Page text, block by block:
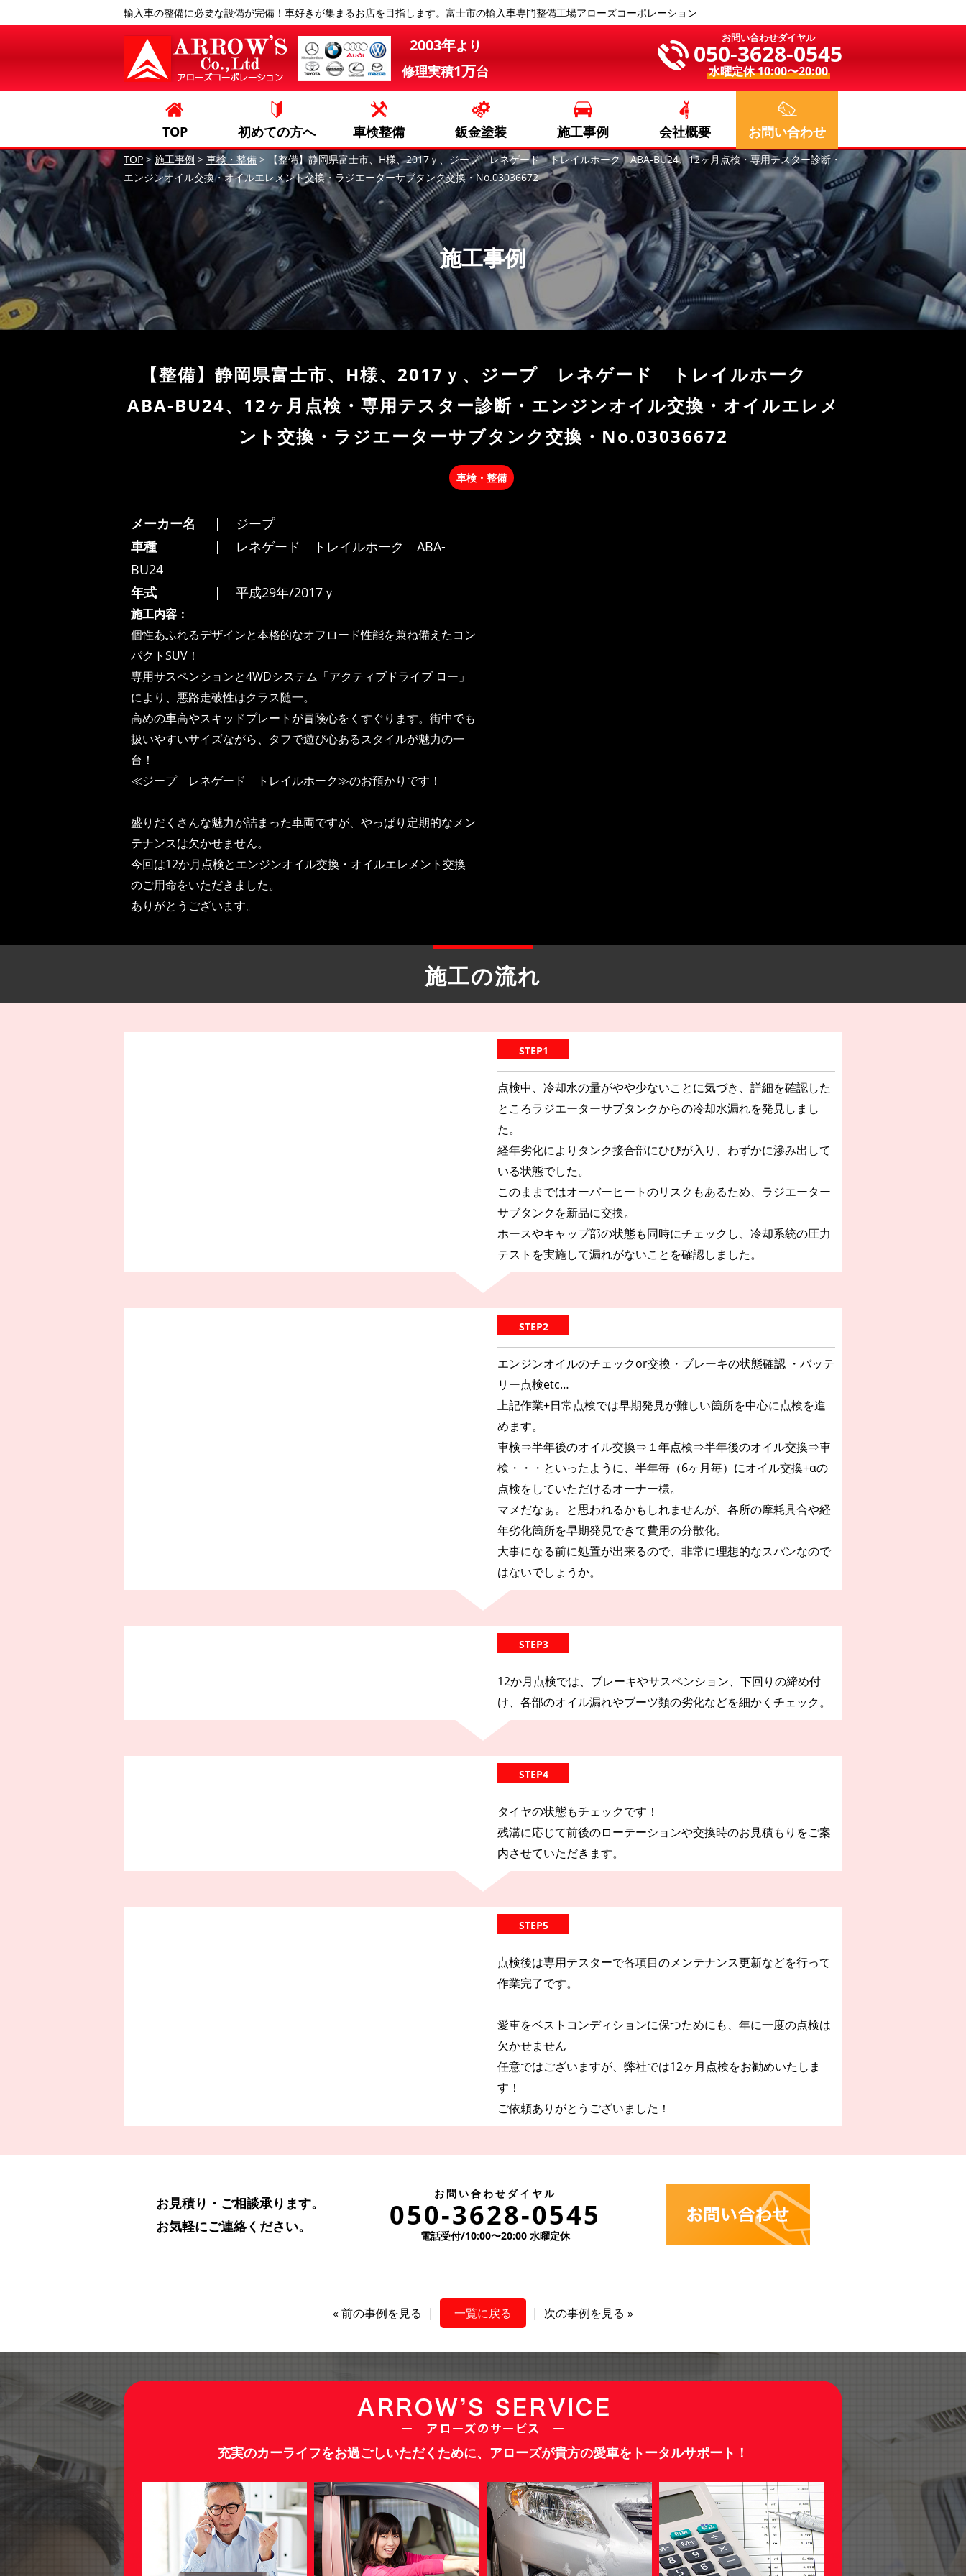
輸入車の整備に必要な設備が完備！車好きが集まるお店を目指します。富士市の輸入車専門整備工場アローズコーポレーション
2003年より
修理実積1万台
お問い合わせダイヤル
050-3628-0545
水曜定休 10:00〜20:00
TOP 初めての方へ 車検整備 鈑金塗装 施工事例 会社概要 お問い合わせ
TOP > 施工事例 > 車検・整備 >
【整備】静岡県富士市、H様、2017ｙ、ジープ レネゲード トレイルホーク ABA-BU24、12ヶ月点検・専用テスター診断・
エンジンオイル交換・オイルエレメント交換・ラジエーターサブタンク交換・No.03036672
施工事例
【整備】静岡県富士市、H様、2017ｙ、ジープ レネゲード トレイルホーク
ABA-BU24、12ヶ月点検・専用テスター診断・エンジンオイル交換・オイルエレメ
ント交換・ラジエーターサブタンク交換・No.03036672
車検・整備
メーカー名
ジープ
車種
レネゲード トレイルホーク ABA-
BU24
年式
平成29年/2017ｙ
施工内容：
個性あふれるデザインと本格的なオフロード性能を兼ね備えたコン
パクトSUV！
専用サスペンションと4WDシステム「アクティブドライブ ロー」
により、悪路走破性はクラス随一。
高めの車高やスキッドプレートが冒険心をくすぐります。街中でも
扱いやすいサイズながら、タフで遊び心あるスタイルが魅力の一
台！
≪ジープ レネゲード トレイルホーク≫のお預かりです！
盛りだくさんな魅力が詰まった車両ですが、やっぱり定期的なメン
テナンスは欠かせません。
今回は12か月点検とエンジンオイル交換・オイルエレメント交換
のご用命をいただきました。
ありがとうございます。
施工の流れ
STEP1
点検中、冷却水の量がやや少ないことに気づき、詳細を確認した
ところラジエーターサブタンクからの冷却水漏れを発見しまし
た。
経年劣化によりタンク接合部にひびが入り、わずかに滲み出して
いる状態でした。
このままではオーバーヒートのリスクもあるため、ラジエーター
サブタンクを新品に交換。
ホースやキャップ部の状態も同時にチェックし、冷却系統の圧力
テストを実施して漏れがないことを確認しました。
STEP2
エンジンオイルのチェックor交換・ブレーキの状態確認 ・バッテ
リー点検etc…
上記作業+日常点検では早期発見が難しい箇所を中心に点検を進
めます。
車検⇒半年後のオイル交換⇒１年点検⇒半年後のオイル交換⇒車
検・・・といったように、半年毎（6ヶ月毎）にオイル交換+αの
点検をしていただけるオーナー様。
マメだなぁ。と思われるかもしれませんが、各所の摩耗具合や経
年劣化箇所を早期発見できて費用の分散化。
大事になる前に処置が出来るので、非常に理想的なスパンなので
はないでしょうか。
STEP3
12か月点検では、ブレーキやサスペンション、下回りの締め付
け、各部のオイル漏れやブーツ類の劣化などを細かくチェック。
STEP4
タイヤの状態もチェックです！
残溝に応じて前後のローテーションや交換時のお見積もりをご案
内させていただきます。
STEP5
点検後は専用テスターで各項目のメンテナンス更新などを行って
作業完了です。
愛車をベストコンディションに保つためにも、年に一度の点検は
欠かせません
任意ではございますが、弊社では12ヶ月点検をお勧めいたしま
す！
ご依頼ありがとうございました！
お見積り・ご相談承ります。
お気軽にご連絡ください。
お問い合わせダイヤル
050-3628-0545
電話受付/10:00〜20:00 水曜定休
« 前の事例を見る | 一覧に戻る | 次の事例を見る »
充実のカーライフをお過ごしいただくために、アローズが貴方の愛車をトータルサポート！